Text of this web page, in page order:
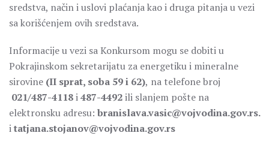
sredstva, način i uslovi plaćanja kao i druga pitanja u vezi
sa korišćenjem ovih sredstava.
Informacije u vezi sa Konkursom mogu se dobiti u
Pokrajinskom sekretarijatu za energetiku i mineralne
sirovine (II sprat, soba 59i 62), na telefone broj
021/487-4118i487-4492ili slanjem pošte na
elektronsku adresu: branislava.vasic@vojvodina.gov.rs.
itatjana.stojanov@vojvodina.gov.rs